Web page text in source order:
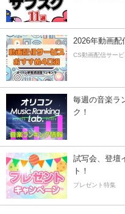
2026年動画配
CS動画配信サー
毎週の音楽ラ
ク！
試写会、登壇
ト！
プレゼント特集